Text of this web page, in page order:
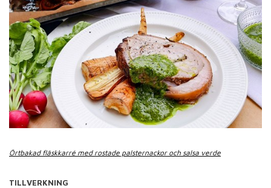
Örtbakad fläskkarré med rostade palsternackor och salsa verde
TILLVERKNING